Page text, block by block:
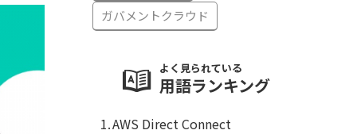
ガバメントクラウド
よく見られている
用語ランキング
AWS Direct Connect